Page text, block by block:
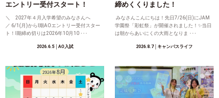
エントリー受付スタート！
＼ 2027年４月入学希望のみなさんへ
／ 6/1(月)からⅠ期AOエントリー受付スター
ト！Ⅰ期締め切りは2026年10月10 ･･･
2026.6.5│AO入試
締めくくりました！
みなさんこんにちは！先日7/26(日)にJAM
学園祭「彩虹祭」が開催されました！✨当日
は朝からあいにくの大雨となりま ･･･
2026.8.7│キャンパスライフ